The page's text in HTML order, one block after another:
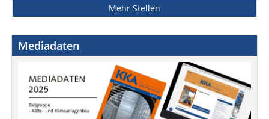
Mehr Stellen
Mediadaten